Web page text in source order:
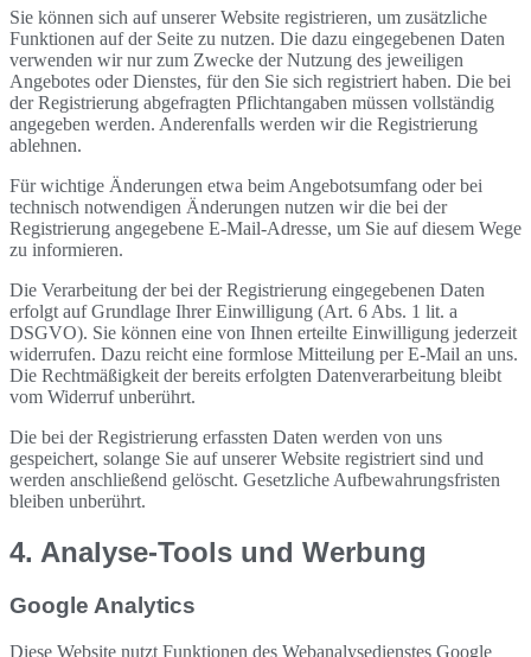
Sie können sich auf unserer Website registrieren, um zusätzliche
Funktionen auf der Seite zu nutzen. Die dazu eingegebenen Daten
verwenden wir nur zum Zwecke der Nutzung des jeweiligen
Angebotes oder Dienstes, für den Sie sich registriert haben. Die bei
der Registrierung abgefragten Pflichtangaben müssen vollständig
angegeben werden. Anderenfalls werden wir die Registrierung
ablehnen.
Für wichtige Änderungen etwa beim Angebotsumfang oder bei
technisch notwendigen Änderungen nutzen wir die bei der
Registrierung angegebene E-Mail-Adresse, um Sie auf diesem Wege
zu informieren.
Die Verarbeitung der bei der Registrierung eingegebenen Daten
erfolgt auf Grundlage Ihrer Einwilligung (Art. 6 Abs. 1 lit. a
DSGVO). Sie können eine von Ihnen erteilte Einwilligung jederzeit
widerrufen. Dazu reicht eine formlose Mitteilung per E-Mail an uns.
Die Rechtmäßigkeit der bereits erfolgten Datenverarbeitung bleibt
vom Widerruf unberührt.
Die bei der Registrierung erfassten Daten werden von uns
gespeichert, solange Sie auf unserer Website registriert sind und
werden anschließend gelöscht. Gesetzliche Aufbewahrungsfristen
bleiben unberührt.
4. Analyse-Tools und Werbung
Google Analytics
Diese Website nutzt Funktionen des Webanalysedienstes Google